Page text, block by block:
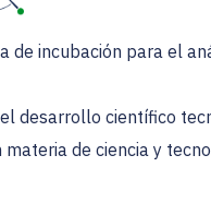
de incubación para el
desarrollo científico
de ciencia y